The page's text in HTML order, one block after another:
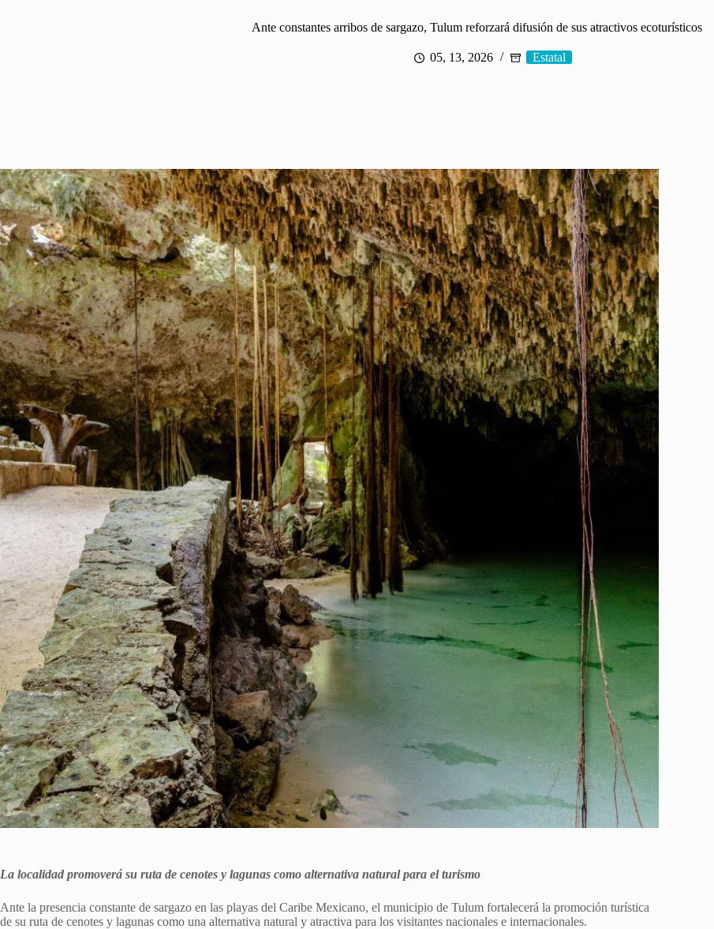
Ante constantes arribos de sargazo, Tulum reforzará difusión de sus atractivos ecoturísticos
05, 13, 2026 Estatal
La localidad promoverá su ruta de cenotes y lagunas como alternativa natural para el turismo
Ante la presencia constante de sargazo en las playas del Caribe Mexicano, el municipio de Tulum fortalecerá la promoción turística
de su ruta de cenotes y lagunas como una alternativa natural y atractiva para los visitantes nacionales e internacionales.